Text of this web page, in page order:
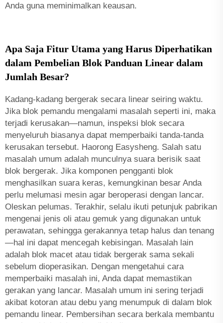
Anda guna meminimalkan keausan.
Apa Saja Fitur Utama yang Harus Diperhatikan
dalam Pembelian Blok Panduan Linear dalam
Jumlah Besar?
Kadang-kadang bergerak secara linear seiring waktu.
Jika blok pemandu mengalami masalah seperti ini, maka
terjadi kerusakan—namun, inspeksi blok secara
menyeluruh biasanya dapat memperbaiki tanda-tanda
kerusakan tersebut. Haorong Easysheng. Salah satu
masalah umum adalah munculnya suara berisik saat
blok bergerak. Jika komponen pengganti blok
menghasilkan suara keras, kemungkinan besar Anda
perlu melumasi mesin agar beroperasi dengan lancar.
Oleskan pelumas. Terakhir, selalu ikuti petunjuk pabrikan
mengenai jenis oli atau gemuk yang digunakan untuk
perawatan, sehingga gerakannya tetap halus dan tenang
—hal ini dapat mencegah kebisingan. Masalah lain
adalah blok macet atau tidak bergerak sama sekali
sebelum dioperasikan. Dengan mengetahui cara
memperbaiki masalah ini, Anda dapat memastikan
gerakan yang lancar. Masalah umum ini sering terjadi
akibat kotoran atau debu yang menumpuk di dalam blok
pemandu linear. Pembersihan secara berkala membantu